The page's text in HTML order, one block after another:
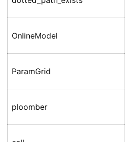
OnlineModel
ParamGrid
ploomber